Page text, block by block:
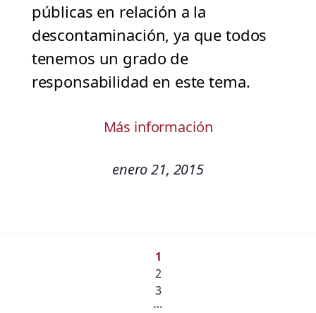
públicas en relación a la
descontaminación, ya que todos
tenemos un grado de
responsabilidad en este tema.
Más información
enero 21, 2015
1
2
3
…